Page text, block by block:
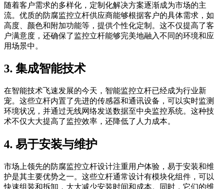
随着客户需求的多样化，定制化解决方案逐渐成为市场的主
流。优质的防腐监控立杆供应商能够根据客户的具体需求，如
高度、颜色和附加功能等，提供个性化定制。这不仅提高了客
户满意度，还确保了监控立杆能够完美地融入不同的环境和应
用场景中。
3. 集成智能技术
在智能技术飞速发展的今天，智能监控立杆已经成为行业新
宠。这些立杆内置了先进的传感器和通讯设备，可以实时监测
环境状况，并通过无线网络发送数据至中央监控系统。这种技
术不仅大大提高了监控效率，还降低了人力成本。
4. 易于安装与维护
市场上领先的防腐监控立杆设计注重用户体验，易于安装和维
护是其主要优势之一。这些立杆通常设计有模块化组件，可以
快速组装和拆卸，大大减少安装时间和成本。同时，它们的维